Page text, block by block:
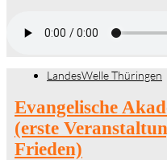
LandesWelle Thüringen
Evangelische
(erste
Frieden)